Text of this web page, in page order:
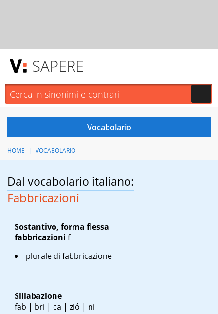
SAPERE
HOME VOCABOLARIO
Dal vocabolario italiano:
Fabbricazioni
Sostantivo, forma flessa
fabbricazioni f
plurale di fabbricazione
Sillabazione
fab | bri | ca | zió | ni